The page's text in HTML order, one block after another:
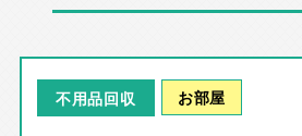
不用品回収 お部屋